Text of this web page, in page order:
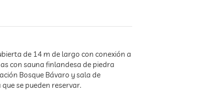
de 14 m de largo con conexión a
con sauna finlandesa de piedra
Bosque Bávaro y sala de
se pueden reservar.